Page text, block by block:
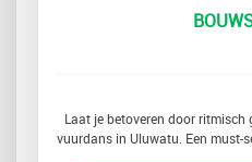
Laat je betoveren door ritmisch
vuurdans in Uluwatu. Een must-